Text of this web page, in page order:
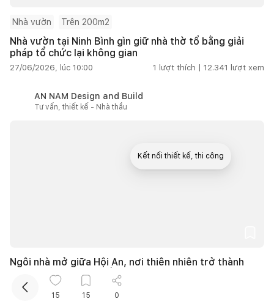
Nhà vườn Trên 200m2
Nhà vườn tại Ninh Bình gìn giữ nhà thờ tổ bằng giải
pháp tổ chức lại không gian
27/06/2026, lúc 10:00 1 lượt thích | 12.341 lượt xem
AN NAM Design and Build
Tư vấn, thiết kế - Nhà thầu
Ngôi nhà mở giữa Hội An, nơi thiên nhiên trở thành
một phần của cuộc sống
27/06/2026, lúc 10:00
15 15 0
Kết nối thiết kế, thi công